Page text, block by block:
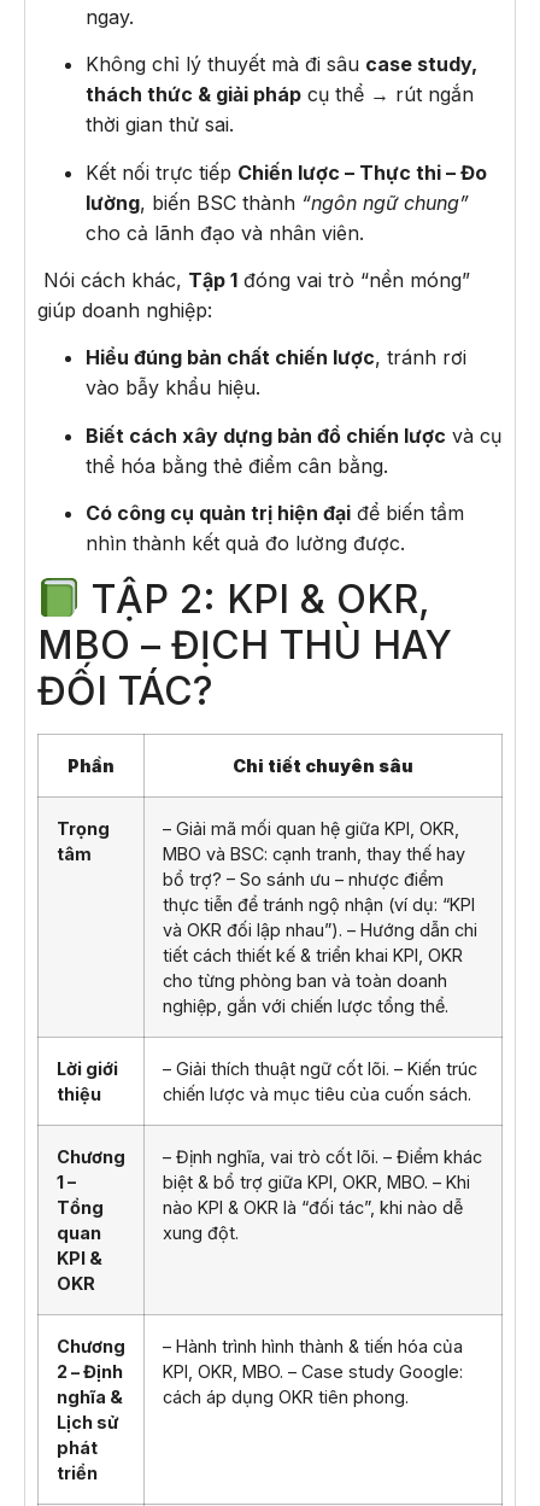
ngay.
Không chỉ lý thuyết mà đi sâu case study,
thách thức & giải pháp cụ thể → rút ngắn
thời gian thử sai.
Kết nối trực tiếp Chiến lược – Thực thi – Đo
lường, biến BSC thành “ngôn ngữ chung”
cho cả lãnh đạo và nhân viên.
Nói cách khác, Tập 1 đóng vai trò “nền móng”
giúp doanh nghiệp:
Hiểu đúng bản chất chiến lược, tránh rơi
vào bẫy khẩu hiệu.
Biết cách xây dựng bản đồ chiến lược và cụ
thể hóa bằng thẻ điểm cân bằng.
Có công cụ quản trị hiện đại để biến tầm
nhìn thành kết quả đo lường được.
TẬP 2: KPI & OKR,
MBO – ĐỊCH THÙ HAY
ĐỐI TÁC?
Phần Chi tiết chuyên sâu
Trọng
tâm
– Giải mã mối quan hệ giữa KPI, OKR,
MBO và BSC: cạnh tranh, thay thế hay
bổ trợ? – So sánh ưu – nhược điểm
thực tiễn để tránh ngộ nhận (ví dụ: “KPI
và OKR đối lập nhau”). – Hướng dẫn chi
tiết cách thiết kế & triển khai KPI, OKR
cho từng phòng ban và toàn doanh
nghiệp, gắn với chiến lược tổng thể.
Lời giới
thiệu
– Giải thích thuật ngữ cốt lõi. – Kiến trúc
chiến lược và mục tiêu của cuốn sách.
Chương
1 –
Tổng
quan
KPI &
OKR
– Định nghĩa, vai trò cốt lõi. – Điểm khác
biệt & bổ trợ giữa KPI, OKR, MBO. – Khi
nào KPI & OKR là “đối tác”, khi nào dễ
xung đột.
Chương
2 – Định
nghĩa &
Lịch sử
phát
triển
– Hành trình hình thành & tiến hóa của
KPI, OKR, MBO. – Case study Google:
cách áp dụng OKR tiên phong.